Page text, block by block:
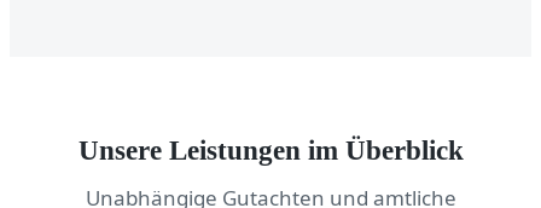
Unsere Leistungen im Überblick
Unabhängige Gutachten und amtliche